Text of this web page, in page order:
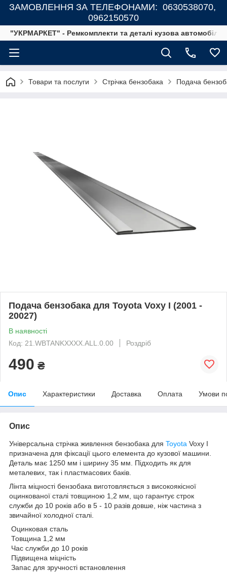
ЗАМОВЛЕННЯ ЗА ТЕЛЕФОНАМИ: 0630538070,
0962150570
"УКРМАРКЕТ" - Ремкомплекти та деталі кузова автомобілів
Товари та послуги Стрічка бензобака Подача
Подача бензобака для Toyota Voxy I (2001 -
20027)
В наявності
Код: 21.WBTANKXXXX.ALL.0.00
Роздріб
490 ₴
Опис Характеристики Доставка Оплата Умови
Опис
Універсальна стрічка живлення бензобака для Toyota Voxy I
призначена для фіксації цього елемента до кузової машини.
Деталь має 1250 мм і ширину 35 мм. Підходить як для
металевих, так і пластмасових баків.
Лінта міцності бензобака виготовляється з високоякісної
оцинкованої сталі товщиною 1,2 мм, що гарантує строк
служби до 10 років або в 5 - 10 разів довше, ніж частина з
звичайної холодної сталі.
Оцинковая сталь
Товщина 1,2 мм
Час служби до 10 років
Підвищена міцність
Запас для зручності встановлення